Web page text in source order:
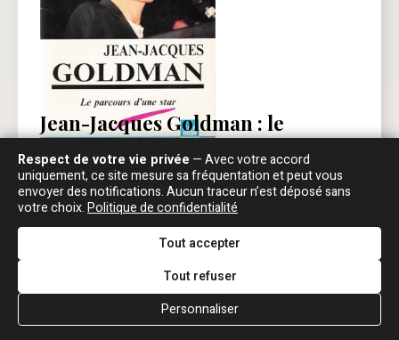
Jean-Jacques Goldman : le
parcours d'une star
Auteur :Catherine et Michel Rouchon
Année :1991
Editeur :Rouchon
Je suis désespérément à la recherche
EN SAVOIR PLUS
Respect de votre vie privée — Avec votre accord
uniquement, ce site mesure sa fréquentation et peut vous
envoyer des notifications. Aucun traceur n’est déposé sans
votre choix.Politique de confidentialité
Tout accepter
Tout refuser
Personnaliser